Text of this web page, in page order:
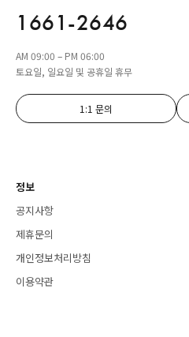
1661-2646
AM 09:00 – PM 06:00
토요일, 일요일 및 공휴일 휴무
1:1 문의
정보
공지사항
제휴문의
개인정보처리방침
이용약관